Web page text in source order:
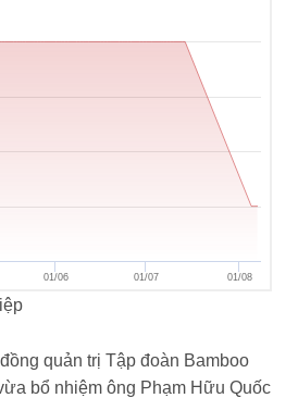
quản trị Tập đoàn Bamboo
bổ nhiệm ông Phạm Hữu Quốc